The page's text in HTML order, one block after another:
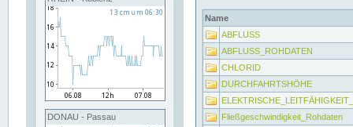
DONAU - Passau
Name
ABFLUSS
ABFLUSS_ROHDATEN
CHLORID
DURCHFAHRTSHÖHE
Fließgeschwindigkeit_Rohdaten